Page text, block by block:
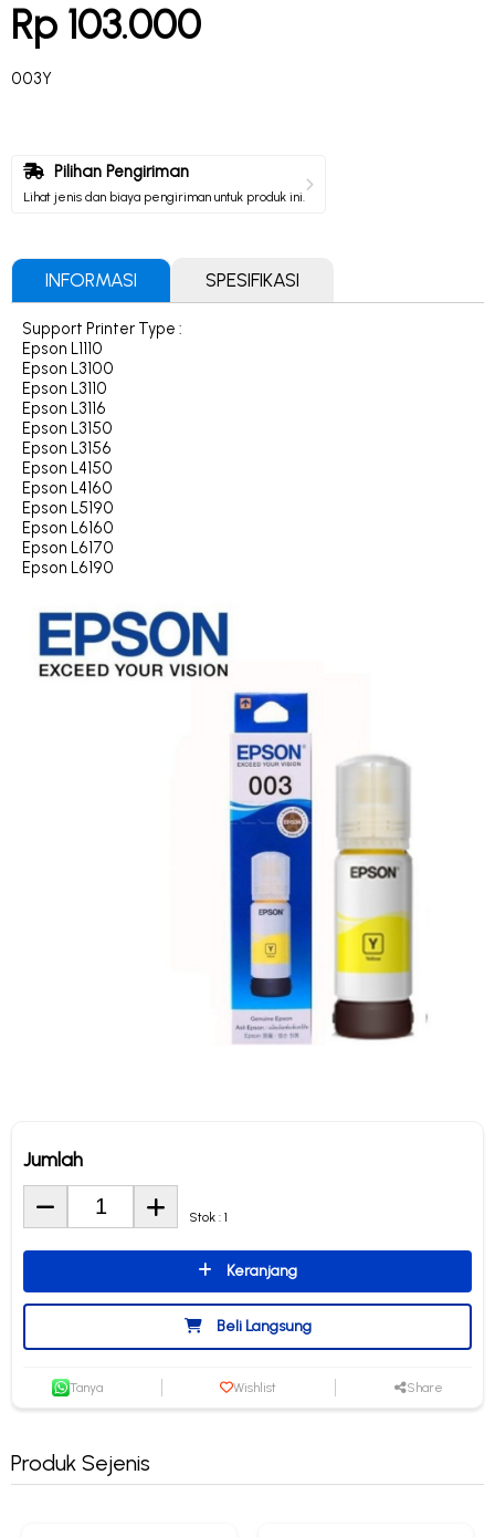
Rp 103.000
003Y
Pilihan Pengiriman
Lihat jenis dan biaya pengiriman untuk produk ini.
INFORMASI SPESIFIKASI
Support Printer Type :
Epson L1110
Epson L3100
Epson L3110
Epson L3116
Epson L3150
Epson L3156
Epson L4150
Epson L4160
Epson L5190
Epson L6160
Epson L6170
Epson L6190
Jumlah
Stok : 1
Keranjang
Beli Langsung
Tanya Wishlist Share
Produk Sejenis